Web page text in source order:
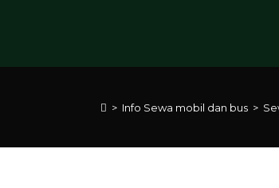
> Info Sewa mobil dan bus >